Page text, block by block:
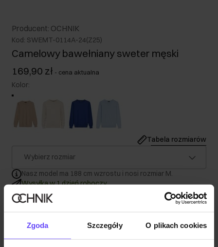
Zgoda Szczegóły O plikach cookies
Producent: OCHNIK
Kod: SWEMT-0114A-24(Z25)
Camelowy bawełniany sweter męski
169,90 zł - cena aktualna
Kolor:
Tabela rozmiarów
Wybierz rozmiar
Nasz model ma 188 cm wzrostu i nosi rozmiar M.
Wysyłka w 1 dzień roboczy
Opis produktu
Szczegóły